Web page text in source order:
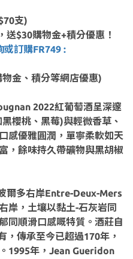
支)
送$30購物金+積分優惠！
或訂購FR749 :
金、積分等網店優惠)
2022紅葡萄酒呈深邃
櫻桃、黑莓)與輕微香草、
感優雅圓潤，單寧柔軟如天
，餘味持久帶礦物與黑胡椒
爾多右岸Entre-Deux-Mers
岸，土壤以黏土-石灰岩同
同順滑口感嘅特質。酒莊自
，傳承至今已超過170年，
1995年，Jean Gueridon